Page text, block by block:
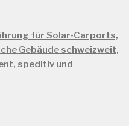
für Solar-Carports,
Gebäude schweizweit,
speditiv und